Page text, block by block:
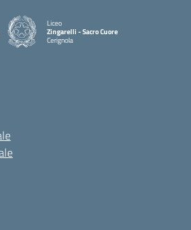
Liceo
Zingarelli - Sacro Cuore
Cerignola
— Visita la pagina iniziale della scuola